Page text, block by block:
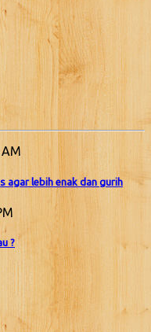
agar lebih enak dan gurih
?